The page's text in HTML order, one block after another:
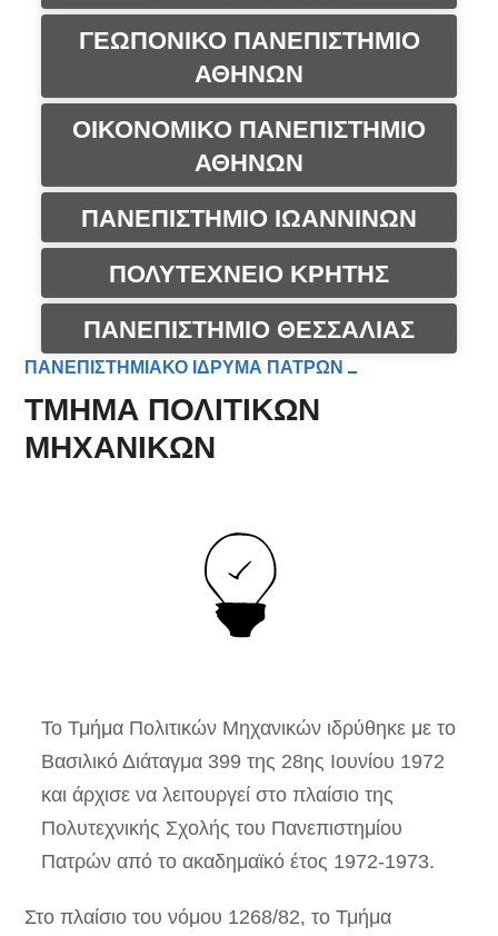
ΓΕΩΠΟΝΙΚΟ ΠΑΝΕΠΙΣΤΗΜΙΟ
ΑΘΗΝΩΝ
ΟΙΚΟΝΟΜΙΚΟ ΠΑΝΕΠΙΣΤΗΜΙΟ
ΑΘΗΝΩΝ
ΠΑΝΕΠΙΣΤΗΜΙΟ ΙΩΑΝΝΙΝΩΝ
ΠΟΛΥΤΕΧΝΕΙΟ ΚΡΗΤΗΣ
ΠΑΝΕΠΙΣΤΗΜΙΟ ΘΕΣΣΑΛΙΑΣ
ΠΑΝΕΠΙΣΤΗΜΙΑΚΟ ΙΔΡΥΜΑ ΠΑΤΡΩΝ
ΤΜΗΜΑ ΠΟΛΙΤΙΚΩΝ
ΜΗΧΑΝΙΚΩΝ
To Τμήμα Πολιτικών Μηχανικών ιδρύθηκε με το
Βασιλικό Διάταγμα 399 της 28ης Ιουνίου 1972
και άρχισε να λειτουργεί στο πλαίσιο της
Πολυτεχνικής Σχολής του Πανεπιστημίου
Πατρών από το ακαδημαϊκό έτος 1972-1973.
Στο πλαίσιο του νόμου 1268/82, το Τμήμα